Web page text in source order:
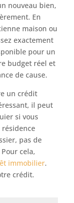
nouveau bien,
En
maison ou
exactement
pour un
budget réel et
de cause.
un crédit
il peut
si vous
pas de
cela,
immobilier.
crédit.